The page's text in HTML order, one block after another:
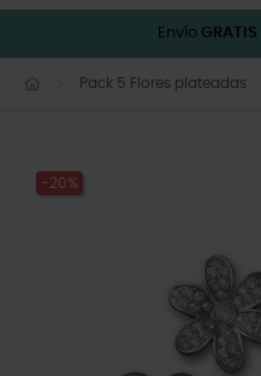
Envío GRATIS
Pack 5 Flores plateadas
-20%